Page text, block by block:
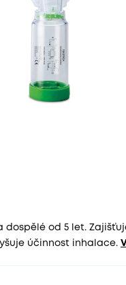
dospělé od 5 let.
účinnost inhalace.